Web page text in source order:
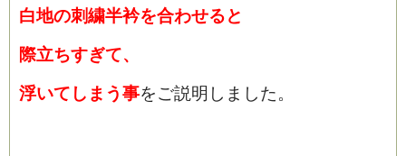
白地の刺繍半衿を合わせると
際立ちすぎて、
浮いてしまう事をご説明しました。